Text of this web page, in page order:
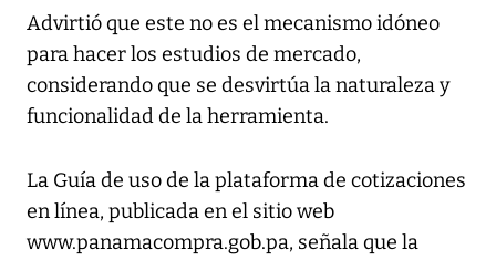
Advirtió que este no es el mecanismo idóneo
para hacer los estudios de mercado,
considerando que se desvirtúa la naturaleza y
funcionalidad de la herramienta.
La Guía de uso de la plataforma de cotizaciones
en línea, publicada en el sitio web
www.panamacompra.gob.pa, señala que la